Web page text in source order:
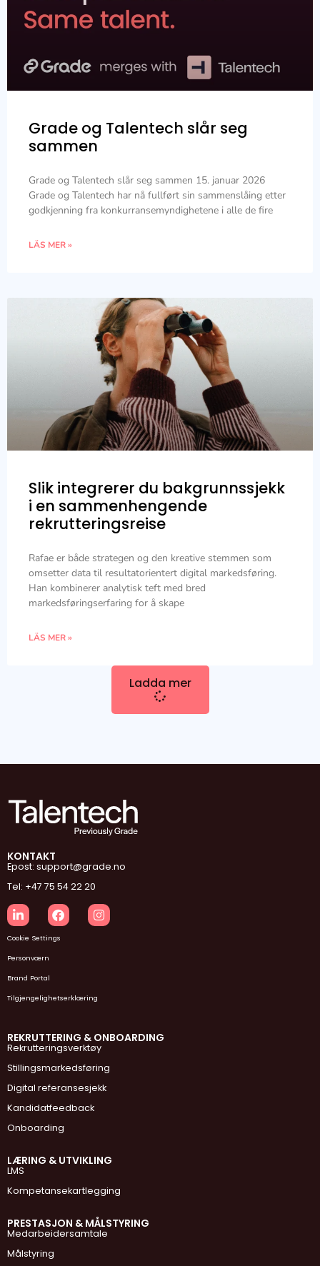
Grade og Talentech slår seg
sammen
Grade og Talentech slår seg sammen 15. januar 2026
Grade og Talentech har nå fullført sin sammenslåing etter
godkjenning fra konkurransemyndighetene i alle de fire
LÄS MER »
Slik integrerer du bakgrunnssjekk
i en sammenhengende
rekrutteringsreise
Rafae er både strategen og den kreative stemmen som
omsetter data til resultatorientert digital markedsføring.
Han kombinerer analytisk teft med bred
markedsføringserfaring for å skape
LÄS MER »
Ladda mer
KONTAKT
Epost: support@grade.no
Tel: +47 75 54 22 20
Cookie Settings
Personværn
Brand Portal
Tilgjengelighetserklæring
REKRUTTERING & ONBOARDING
Rekrutteringsverktøy
Stillingsmarkedsføring
Digital referansesjekk
Kandidatfeedback
Onboarding
LÆRING & UTVIKLING
LMS
Kompetansekartlegging
PRESTASJON & MÅLSTYRING
Medarbeidersamtale
Målstyring